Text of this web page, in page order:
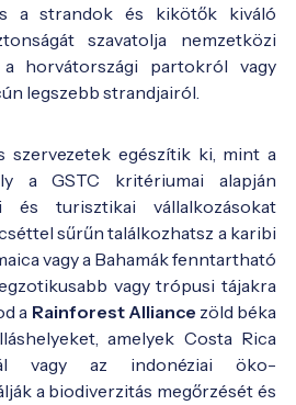
a strandok és kikötők kiváló
szavatolja nemzetközi
horvátországi partokról vagy
legszebb strandjairól.
szervezetek egészítik ki, mint a
a GSTC kritériumai alapján
és turisztikai vállalkozásokat
sűrűn találkozhatsz a karibi
vagy a Bahamák fenntartható
vagy trópusi tájakra
a Rainforest Alliance zöld béka
amelyek Costa Rica
vagy az indonéziai öko-
a biodiverzitás megőrzését és